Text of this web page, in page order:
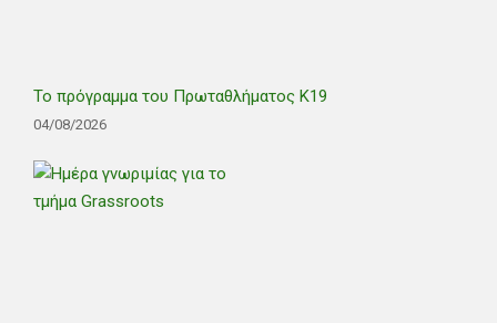
Το πρόγραμμα του Πρωταθλήματος Κ19
04/08/2026